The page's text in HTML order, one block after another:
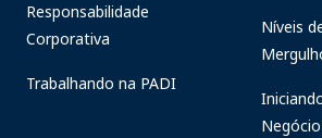
Responsabilidade
Corporativa
Trabalhando na PADI
Níveis